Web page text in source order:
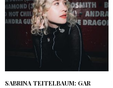
SABRINA TEITELBAUM: GAR